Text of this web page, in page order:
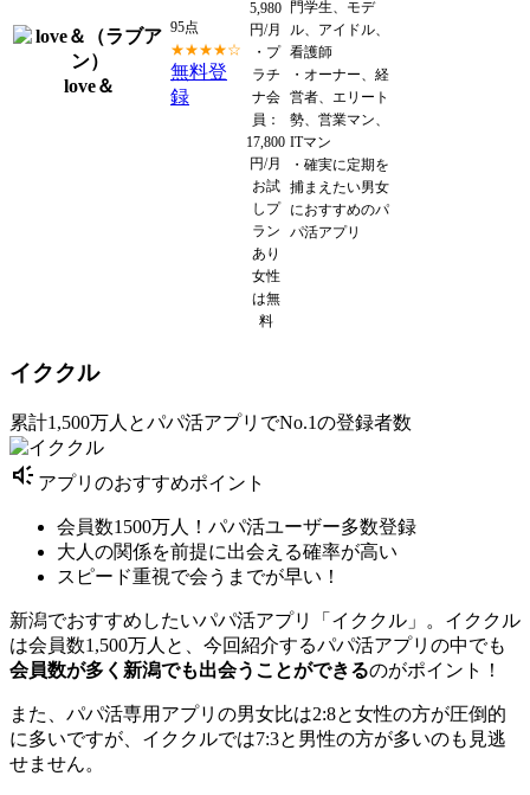
love＆
95点
★★★★☆
無料登
録
5,980
円/月
・プ
ラチ
ナ会
員：
17,800
円/月
お試
しプ
ラン
あり
女性
は無
料
門学生、モデ
ル、アイドル、
看護師
・オーナー、経
営者、エリート
勢、営業マン、
ITマン
・確実に定期を
捕まえたい男女
におすすめのパ
パ活アプリ
イククル
累計1,500万人とパパ活アプリでNo.1の登録者数
brand_awareness アプリのおすすめポイント
会員数1500万人！パパ活ユーザー多数登録
大人の関係を前提に出会える確率が高い
スピード重視で会うまでが早い！
新潟でおすすめしたいパパ活アプリ「イククル」。イククル
は会員数1,500万人と、今回紹介するパパ活アプリの中でも
会員数が多く新潟でも出会うことができるのがポイント！
また、パパ活専用アプリの男女比は2:8と女性の方が圧倒的
に多いですが、イククルでは7:3と男性の方が多いのも見逃
せません。